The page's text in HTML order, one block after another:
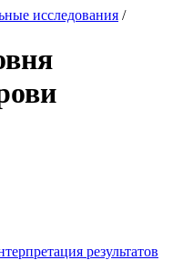
исследования /
результатов